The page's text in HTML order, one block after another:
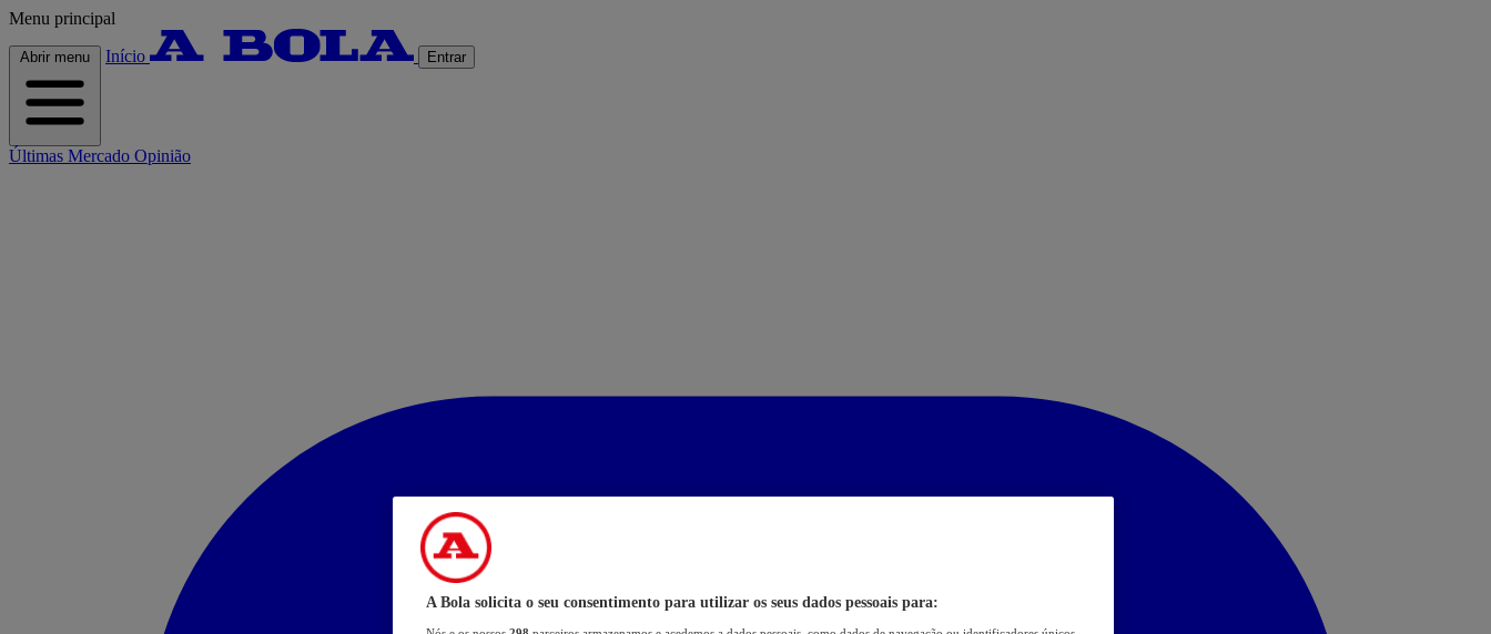
Menu principal
Abrir menu Início Entrar
Últimas Mercado Opinião
A Bola solicita o seu consentimento para utilizar os seus dados pessoais para: